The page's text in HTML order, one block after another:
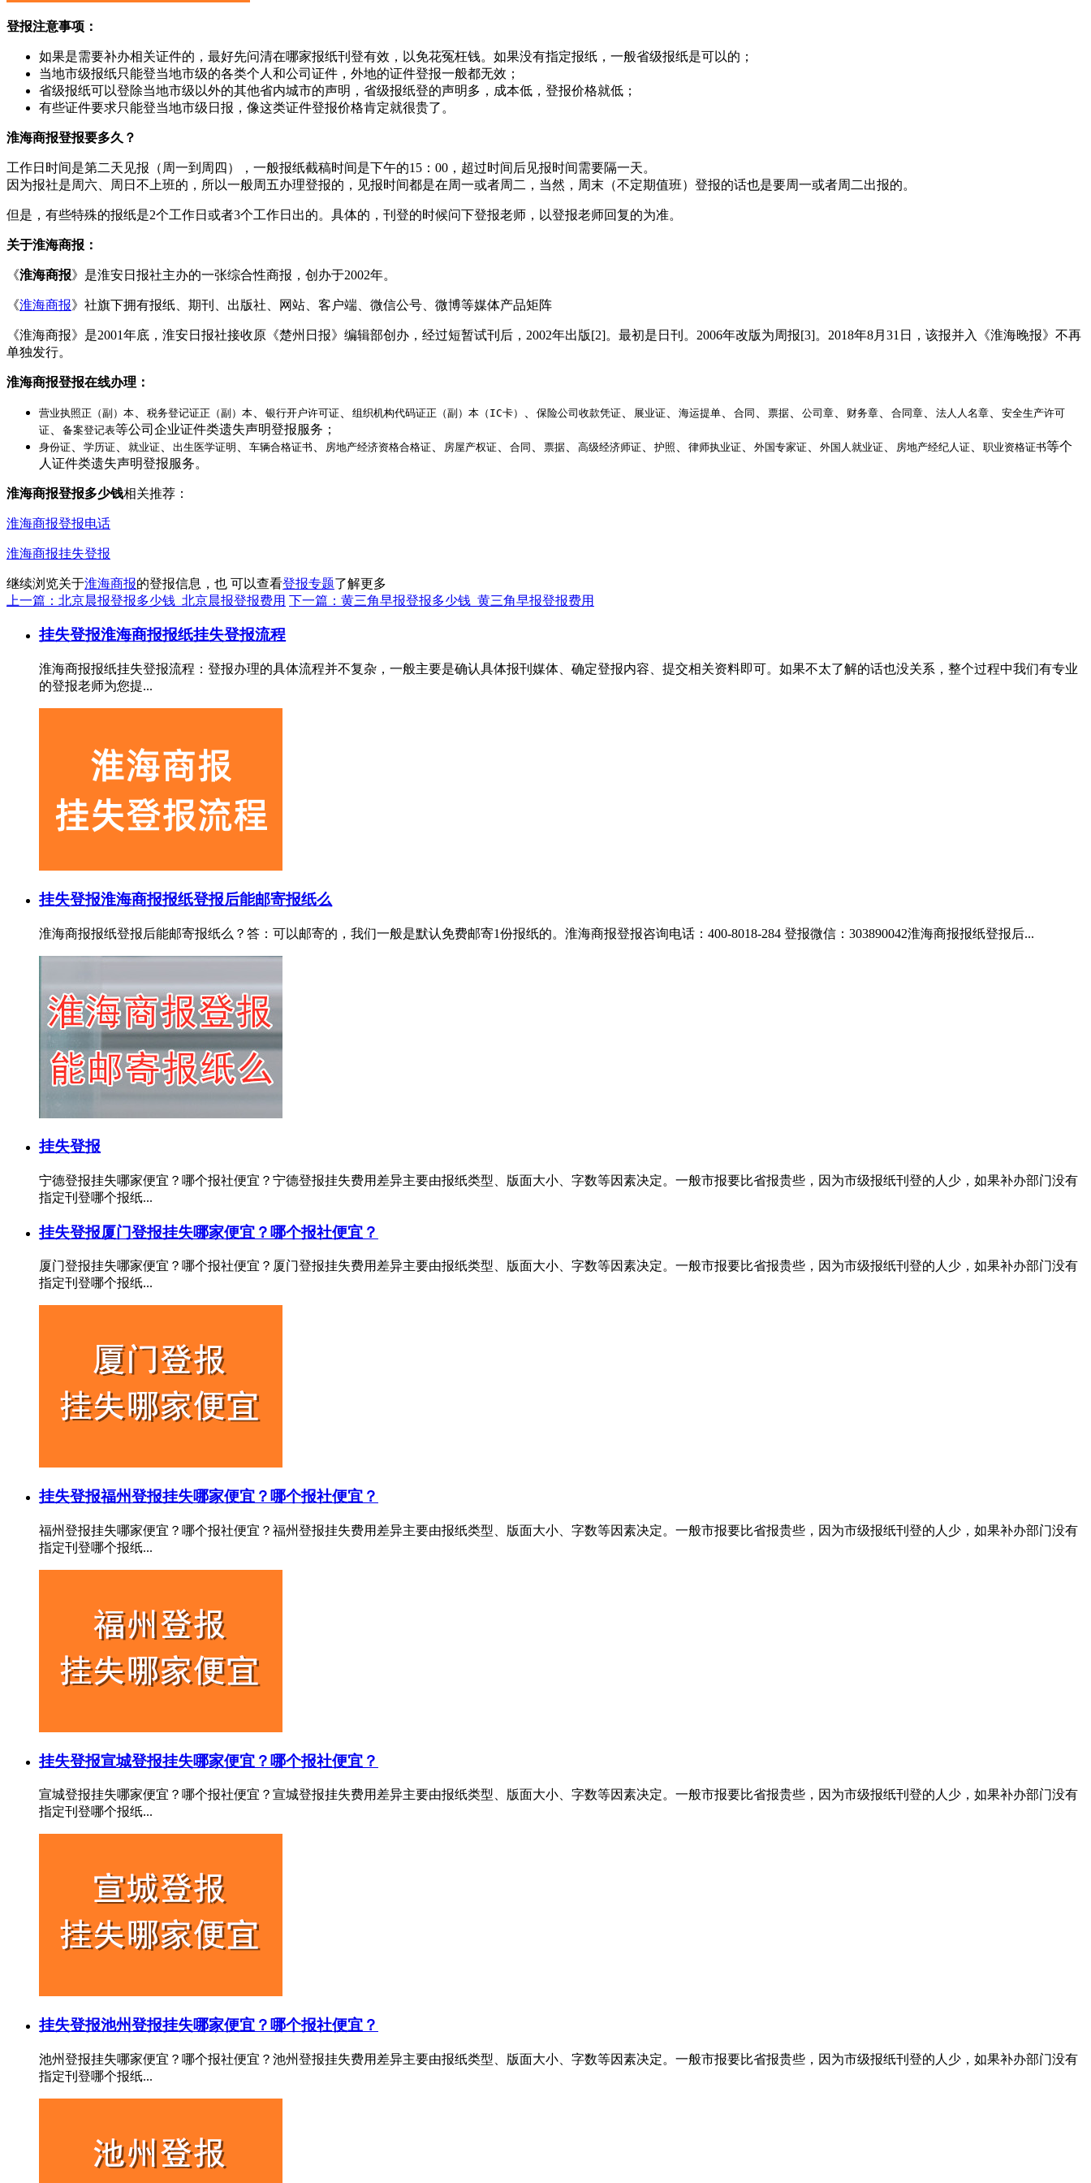
登报注意事项：
如果是需要补办相关证件的，最好先问清在哪家报纸刊登有效，以免花冤枉钱。如果没有指定报纸，一般省级报纸是可以的；
当地市级报纸只能登当地市级的各类个人和公司证件，外地的证件登报一般都无效；
省级报纸可以登除当地市级以外的其他省内城市的声明，省级报纸登的声明多，成本低，登报价格就低；
有些证件要求只能登当地市级日报，像这类证件登报价格肯定就很贵了。
淮海商报登报要多久？
工作日时间是第二天见报（周一到周四），一般报纸截稿时间是下午的15：00，超过时间后见报时间需要隔一天。
因为报社是周六、周日不上班的，所以一般周五办理登报的，见报时间都是在周一或者周二，当然，周末（不定期值班）登报的话也是要周一或者周二出报的。
但是，有些特殊的报纸是2个工作日或者3个工作日出的。具体的，刊登的时候问下登报老师，以登报老师回复的为准。
关于淮海商报：
《淮海商报》是淮安日报社主办的一张综合性商报，创办于2002年。
《淮海商报》社旗下拥有报纸、期刊、出版社、网站、客户端、微信公号、微博等媒体产品矩阵
《淮海商报》是2001年底，淮安日报社接收原《楚州日报》编辑部创办，经过短暂试刊后，2002年出版[2]。最初是日刊。2006年改版为周报[3]。2018年8月31日，该报并入《淮海晚报》不再
单独发行。
淮海商报登报在线办理：
营业执照正（副）本 税务登记证正（副）本 银行开户许可证 组织机构代码证正（副）本（IC卡） 保险公司收款凭证 展业证 海运提单 合同 票据 公司章 财务章 合同章 法人人名章
安全生产许可
证
备案登记表等公司企业证件类遗失声明登报服务；
身份证 学历证 就业证 出生医学证明 车辆合格证书 房地产经济资格合格证 房屋产权证 合同 票据 高级经济师证 护照 律师执业证 外国专家证 外国人就业证 房地产经纪人证 职业资格证书等个
人证件类遗失声明登报服务。
淮海商报登报多少钱相关推荐：
淮海商报登报电话
淮海商报挂失登报
继续浏览关于淮海商报的登报信息，也 可以查看登报专题了解更多
上一篇：北京晨报登报多少钱_北京晨报登报费用 下一篇：黄三角早报登报多少钱_黄三角早报登报费用
挂失登报淮海商报报纸挂失登报流程
淮海商报报纸挂失登报流程：登报办理的具体流程并不复杂，一般主要是确认具体报刊媒体、确定登报内容、提交相关资料即可。如果不太了解的话也没关系，整个过程中我们有专业
的登报老师为您提...
挂失登报淮海商报报纸登报后能邮寄报纸么
淮海商报报纸登报后能邮寄报纸么？答：可以邮寄的，我们一般是默认免费邮寄1份报纸的。淮海商报登报咨询电话：400-8018-284 登报微信：303890042淮海商报报纸登报后...
挂失登报
宁德登报挂失哪家便宜？哪个报社便宜？宁德登报挂失费用差异主要由报纸类型、版面大小、字数等因素决定。一般市报要比省报贵些，因为市级报纸刊登的人少，如果补办部门没有
指定刊登哪个报纸...
挂失登报厦门登报挂失哪家便宜？哪个报社便宜？
厦门登报挂失哪家便宜？哪个报社便宜？厦门登报挂失费用差异主要由报纸类型、版面大小、字数等因素决定。一般市报要比省报贵些，因为市级报纸刊登的人少，如果补办部门没有
指定刊登哪个报纸...
挂失登报福州登报挂失哪家便宜？哪个报社便宜？
福州登报挂失哪家便宜？哪个报社便宜？福州登报挂失费用差异主要由报纸类型、版面大小、字数等因素决定。一般市报要比省报贵些，因为市级报纸刊登的人少，如果补办部门没有
指定刊登哪个报纸...
挂失登报宣城登报挂失哪家便宜？哪个报社便宜？
宣城登报挂失哪家便宜？哪个报社便宜？宣城登报挂失费用差异主要由报纸类型、版面大小、字数等因素决定。一般市报要比省报贵些，因为市级报纸刊登的人少，如果补办部门没有
指定刊登哪个报纸...
挂失登报池州登报挂失哪家便宜？哪个报社便宜？
池州登报挂失哪家便宜？哪个报社便宜？池州登报挂失费用差异主要由报纸类型、版面大小、字数等因素决定。一般市报要比省报贵些，因为市级报纸刊登的人少，如果补办部门没有
指定刊登哪个报纸...